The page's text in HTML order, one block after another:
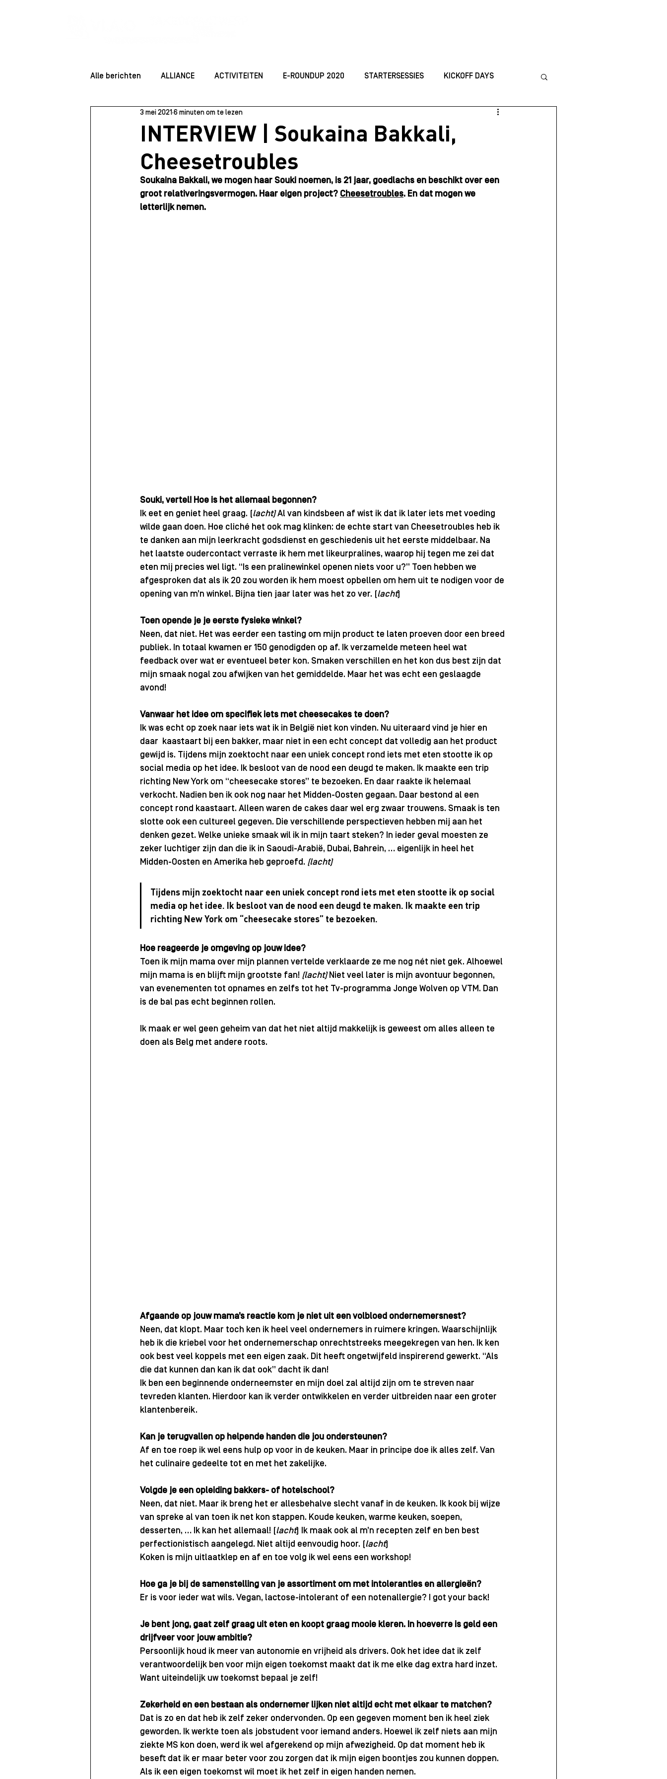
Alle berichten ALLIANCE ACTIVITEITEN E-ROUNDUP 2020 STARTERSESSIES KICKOFF DAYS
ENTREPRENEUR ESSENTIALS ORGANISEREN
Community Startersessie 2021 Best Practices
Juridisch Staff Rolmodellen Starterssessie_2024 ROUNDUP
INTERVIEW | Soukaina Bakkali,
Cheesetroubles
3 mei 2021 6 minuten om te lezen
Soukaina Bakkali, we mogen haar Souki noemen, is 21 jaar, goedlachs en beschikt over een
groot relativeringsvermogen. Haar eigen project? Cheesetroubles. En dat mogen we
letterlijk nemen.
Souki, vertel! Hoe is het allemaal begonnen?
Ik eet en geniet heel graag. ( lacht) Al van kindsbeen af wist ik dat ik later iets met voeding
wilde gaan doen. Hoe cliché het ook mag klinken: de echte start van Cheesetroubles heb ik
te danken aan mijn leerkracht godsdienst en geschiedenis uit het eerste middelbaar. Na
het laatste oudercontact verraste ik hem met likeurpralines, waarop hij tegen me zei dat
eten mij precies wel ligt. “Is een pralinewinkel openen niets voor u?” Toen hebben we
afgesproken dat als ik 20 zou worden ik hem moest opbellen om hem uit te nodigen voor de
opening van m’n winkel. Bijna tien jaar later was het zo ver. ( lacht)
Toen opende je je eerste fysieke winkel?
Neen, dat niet. Het was eerder een tasting om mijn product te laten proeven door een breed
publiek. In totaal kwamen er 150 genodigden op af. Ik verzamelde meteen heel wat
feedback over wat er eventueel beter kon. Smaken verschillen en het kon dus best zijn dat
mijn smaak nogal zou afwijken van het gemiddelde. Maar het was echt een geslaagde
avond!
Vanwaar het idee om specifiek iets met cheesecakes te doen?
Ik was echt op zoek naar iets wat ik in België niet kon vinden. Nu uiteraard vind je hier en
daar  kaastaart bij een bakker, maar niet in een echt concept dat volledig aan het product
gewijd is. Tijdens mijn zoektocht naar een uniek concept rond iets met eten stootte ik op
social media op het idee. Ik besloot van de nood een deugd te maken. Ik maakte een trip
richting New York om “cheesecake stores” te bezoeken. En daar raakte ik helemaal
verkocht. Nadien ben ik ook nog naar het Midden-Oosten gegaan. Daar bestond al een
concept rond kaastaart. Alleen waren de cakes daar wel erg zwaar trouwens. Smaak is ten
slotte ook een cultureel gegeven. Die verschillende perspectieven hebben mij aan het
denken gezet. Welke unieke smaak wil ik in mijn taart steken? In ieder geval moesten ze
zeker luchtiger zijn dan die ik in Saoudi-Arabië, Dubai, Bahrein, … eigenlijk in heel het
Midden-Oosten en Amerika heb geproefd. (lacht)
Tijdens mijn zoektocht naar een uniek concept rond iets met eten stootte ik op social
media op het idee. Ik besloot van de nood een deugd te maken. Ik maakte een trip
richting New York om “cheesecake stores” te bezoeken.
Hoe reageerde je omgeving op jouw idee?
Toen ik mijn mama over mijn plannen vertelde verklaarde ze me nog nét niet gek. Alhoewel
mijn mama is en blijft mijn grootste fan! (lacht) Niet veel later is mijn avontuur begonnen,
van evenementen tot opnames en zelfs tot het Tv-programma Jonge Wolven op VTM. Dan
is de bal pas echt beginnen rollen.
Ik maak er wel geen geheim van dat het niet altijd makkelijk is geweest om alles alleen te
doen als Belg met andere roots.
Afgaande op jouw mama’s reactie kom je niet uit een volbloed ondernemersnest?
Neen, dat klopt. Maar toch ken ik heel veel ondernemers in ruimere kringen. Waarschijnlijk
heb ik die kriebel voor het ondernemerschap onrechtstreeks meegekregen van hen. Ik ken
ook best veel koppels met een eigen zaak. Dit heeft ongetwijfeld inspirerend gewerkt. “Als
die dat kunnen dan kan ik dat ook” dacht ik dan!
Ik ben een beginnende onderneemster en mijn doel zal altijd zijn om te streven naar
tevreden klanten. Hierdoor kan ik verder ontwikkelen en verder uitbreiden naar een groter
klantenbereik.
Kan je terugvallen op helpende handen die jou ondersteunen?
Af en toe roep ik wel eens hulp op voor in de keuken. Maar in principe doe ik alles zelf. Van
het culinaire gedeelte tot en met het zakelijke.
Volgde je een opleiding bakkers- of hotelschool?
Neen, dat niet. Maar ik breng het er allesbehalve slecht vanaf in de keuken. Ik kook bij wijze
van spreke al van toen ik net kon stappen. Koude keuken, warme keuken, soepen,
desserten, … Ik kan het allemaal! ( lacht) Ik maak ook al m’n recepten zelf en ben best
perfectionistisch aangelegd. Niet altijd eenvoudig hoor. ( lacht)
Koken is mijn uitlaatklep en af en toe volg ik wel eens een workshop!
Hoe ga je bij de samenstelling van je assortiment om met intoleranties en allergieën?
Er is voor ieder wat wils. Vegan, lactose-intolerant of een notenallergie? I got your back!
Je bent jong, gaat zelf graag uit eten en koopt graag mooie kleren. In hoeverre is geld een
drijfveer voor jouw ambitie?
Persoonlijk houd ik meer van autonomie en vrijheid als drivers. Ook het idee dat ik zelf
verantwoordelijk ben voor mijn eigen toekomst maakt dat ik me elke dag extra hard inzet.
Want uiteindelijk uw toekomst bepaal je zelf!
Zekerheid en een bestaan als ondernemer lijken niet altijd echt met elkaar te matchen?
Dat is zo en dat heb ik zelf zeker ondervonden. Op een gegeven moment ben ik heel ziek
geworden. Ik werkte toen als jobstudent voor iemand anders. Hoewel ik zelf niets aan mijn
ziekte MS kon doen, werd ik wel afgerekend op mijn afwezigheid. Op dat moment heb ik
beseft dat ik er maar beter voor zou zorgen dat ik mijn eigen boontjes zou kunnen doppen.
Als ik een eigen toekomst wil moet ik het zelf in eigen handen nemen.